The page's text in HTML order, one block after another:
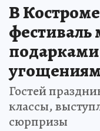
В
фестиваль
Гостей
классы,
сюрпризы